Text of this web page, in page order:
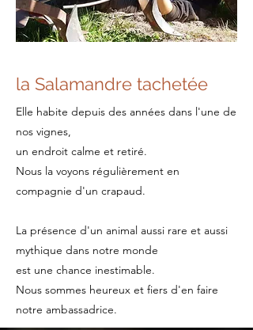
la Salamandre tachetée
Elle habite depuis des années dans l'une de
nos vignes,
un endroit calme et retiré.
Nous la voyons régulièrement en
compagnie d'un crapaud.
La présence d'un animal aussi rare et aussi
mythique dans notre monde
est une chance inestimable.
Nous sommes heureux et fiers d'en faire
notre ambassadrice.